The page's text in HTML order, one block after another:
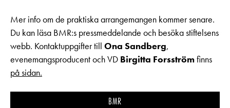
Mer info om de praktiska arrangemangen kommer senare.
Du kan läsa BMR:s pressmeddelande och besöka stiftelsens
webb. Kontaktuppgifter till Ona Sandberg,
evenemangsproducent och VD Birgitta Forsströmfinns
på sidan.
BMR